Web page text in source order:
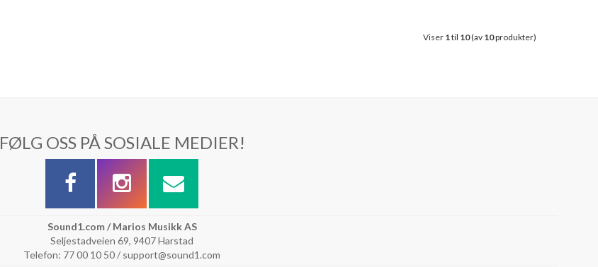
Viser 1til 10(av 10produkter)
FØLG OSS PÅ SOSIALE MEDIER!
Sound1.com / Marios Musikk AS
Seljestadveien 69, 9407 Harstad
Telefon: 77 00 10 50 / support@sound1.com